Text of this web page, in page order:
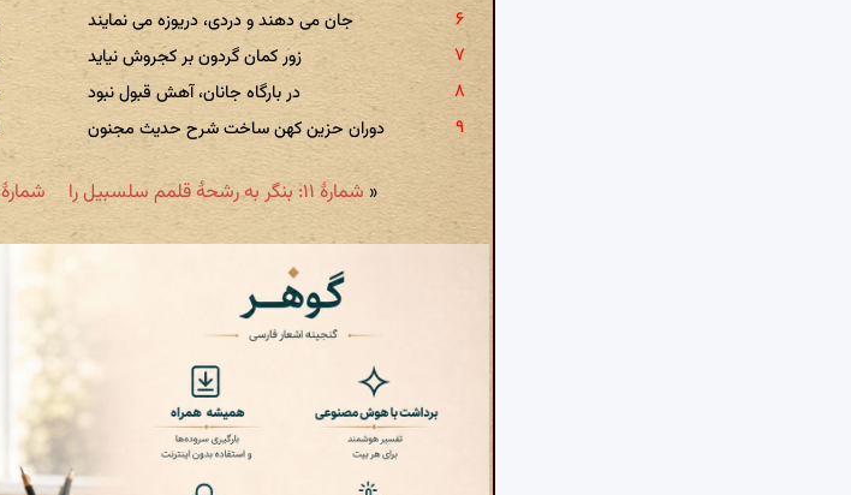
جان می دهند و دردی، دریوزه می نمایند
زور کمان گردون بر کجروش نیاید
در بارگاه جانان، آهش قبول نبود
دوران حزین کهن ساخت شرح حدیث مجنون
شمارهٔ ۱۳: شق کرده ایم پردهٔ پندار خویش را « شمارهٔ ۱۱: بنگر به رشحهٔ قلمم سلسبیل را